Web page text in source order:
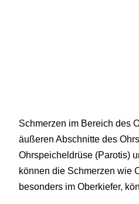
Schmerzen im Bereich des
äußeren Abschnitte des
Ohrspeicheldrüse (Parotis)
können die Schmerzen wie
besonders im Oberkiefer,